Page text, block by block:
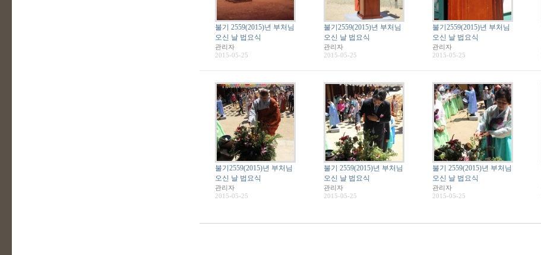
불기 2559(2015)년 부처님
오신 날 법요식
관리자
2015-05-25
불기2559(2015)년 부처님
오신 날 법요식
관리자
2015-05-25
불기2559(2015)년 부처님
오신 날 법요식
관리자
2015-05-25
불기2559(2015)년 부처님
오신 날 법요식
관리자
2015-05-25
불기 2559(2015)년 부처님
오신 날 법요식
관리자
2015-05-25
불기 2559(2015)년 부처님
오신 날 법요식
관리자
2015-05-25